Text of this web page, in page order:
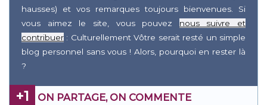
hausses) et vos remarques toujours bienvenues. Si
vous aimez le site, vous pouvez nous suivre et
contribuer : Culturellement Vôtre serait resté un simple
blog personnel sans vous ! Alors, pourquoi en rester là
?
+1 ON PARTAGE, ON COMMENTE